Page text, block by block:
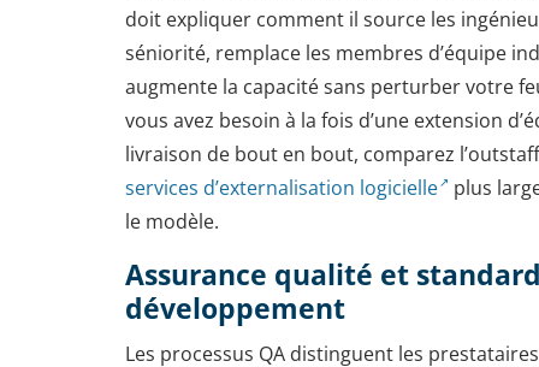
doit expliquer comment il source les
séniorité, remplace les membres d’équipe
augmente la capacité sans perturber votre
vous avez besoin à la fois d’une extension
livraison de bout en bout, comparez
services d’externalisation logicielle
plus
le modèle.
Assurance qualité et
développement
Les processus QA distinguent les